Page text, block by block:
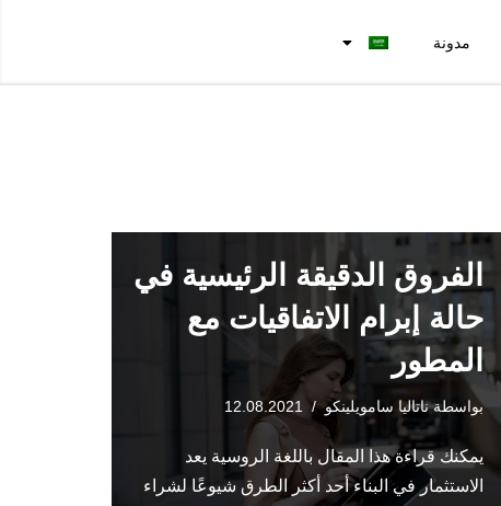
مدونة
الفروق الدقيقة الرئيسية في
حالة إبرام الاتفاقيات مع
المطور
بواسطةناتاليا سامويلينكو 12.08.2021
يمكنك قراءة هذا المقال باللغة الروسية يعد
الاستثمار في البناء أحد أكثر الطرق شيوعًا لشراء